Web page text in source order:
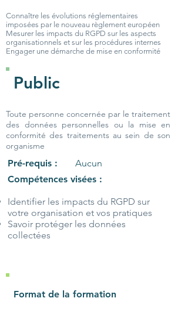
Connaître les évolutions réglementaires
imposées par le nouveau règlement européen
Mesurer les impacts du RGPD sur les aspects
organisationnels et sur les procédures internes
Engager une démarche de mise en conformité
Public
Toute personne concernée par le traitement
des données personnelles ou la mise en
conformité des traitements au sein de son
organisme
Pré-requis : Aucun
Compétences visées :
Identifier les impacts du RGPD sur
votre organisation et vos pratiques
Savoir protéger les données
collectées
Format de la formation